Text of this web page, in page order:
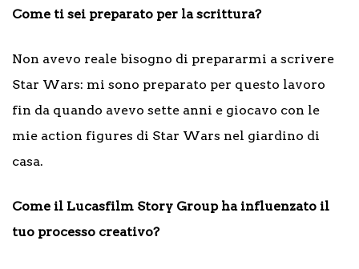
Come ti sei preparato per la scrittura?
Non avevo reale bisogno di prepararmi a scrivere
Star Wars: mi sono preparato per questo lavoro
fin da quando avevo sette anni e giocavo con le
mie action figures di Star Wars nel giardino di
casa.
Come il Lucasfilm Story Group ha influenzato il
tuo processo creativo?